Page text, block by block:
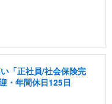
「正社員/社会保険完
・年間休日125日